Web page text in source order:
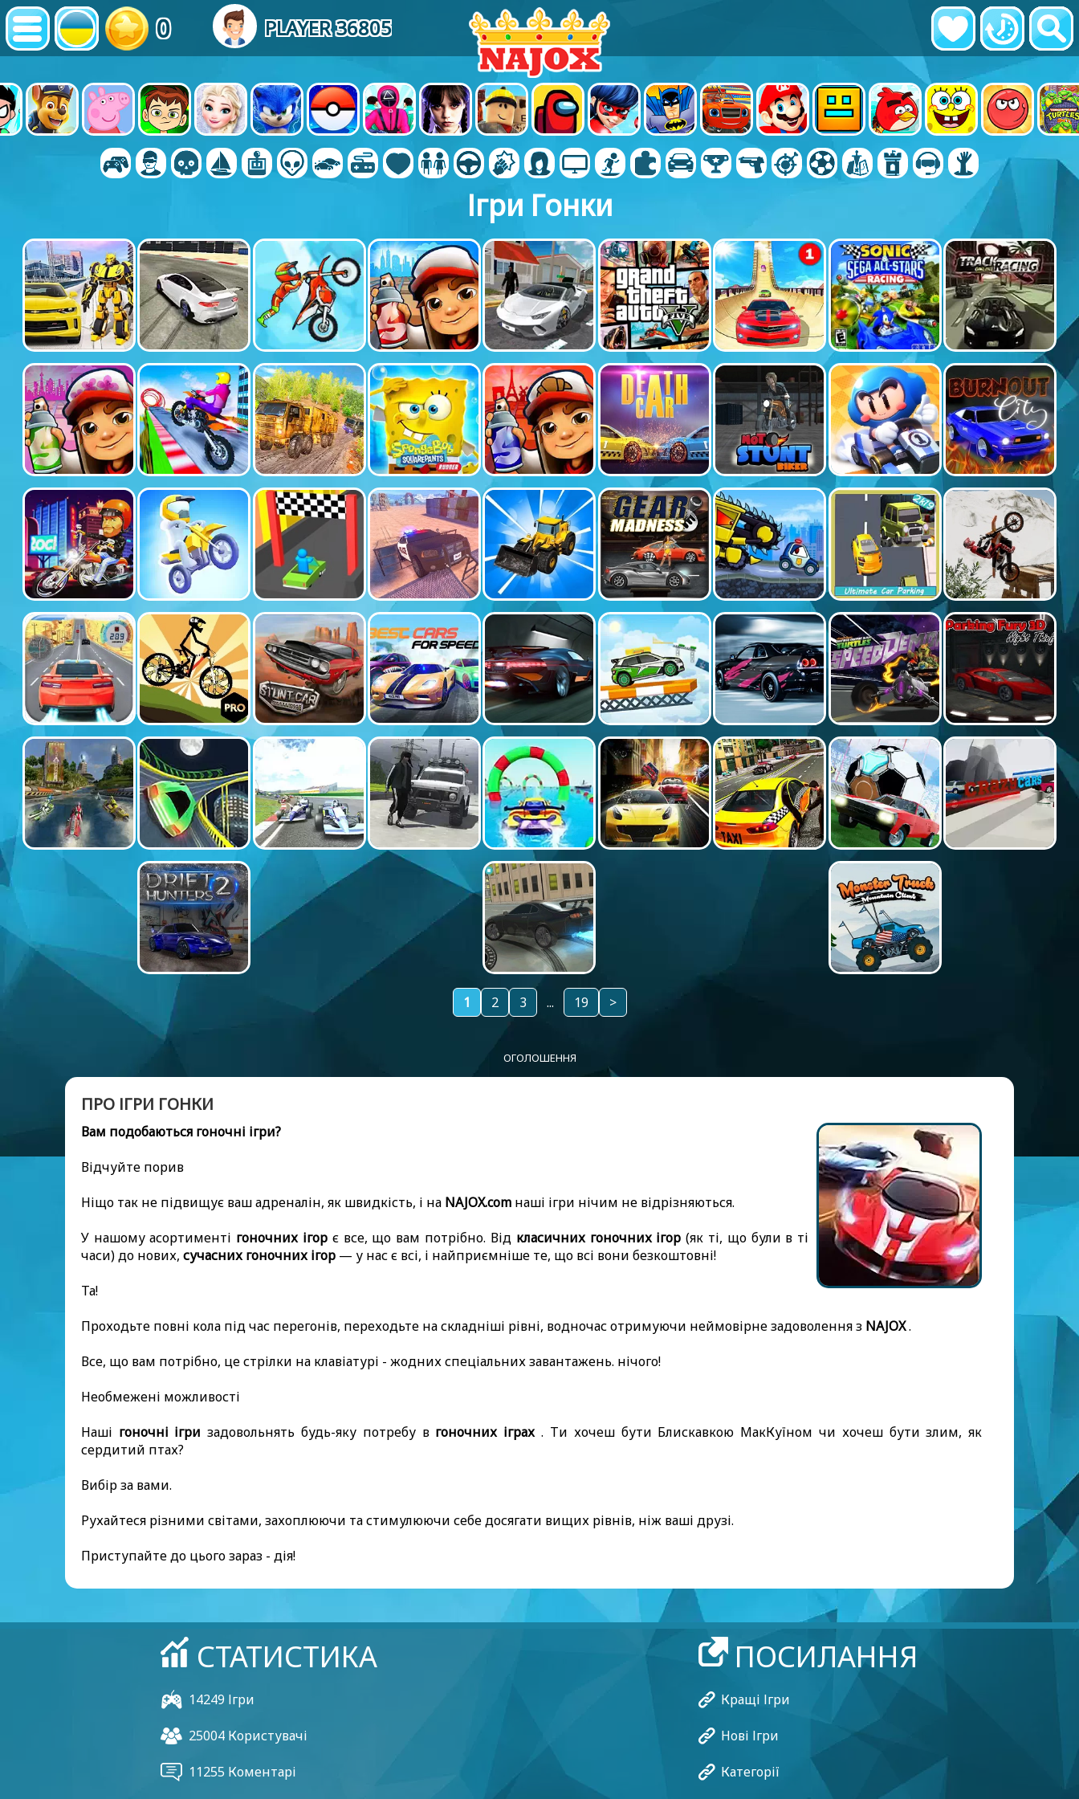
0 PLAYER 36805
Ігри Гонки
1 2 3 ... 19 >
ОГОЛОШЕННЯ
ПРО ІГРИ ГОНКИ
Вам подобаються гоночні ігри?
Відчуйте порив
Ніщо так не підвищує ваш адреналін, як швидкість, і на NAJOX.comнаші ігри нічим не відрізняються.
У нашому асортименті гоночних ігор є все, що вам потрібно. Від класичних гоночних ігор (як ті, що були в ті
часи) до нових, сучасних гоночних ігор— у нас є всі, і найприємніше те, що всі вони безкоштовні!
Та!
Проходьте повні кола під час перегонів, переходьте на складніші рівні, водночас отримуючи неймовірне задоволення з NAJOX.
Все, що вам потрібно, це стрілки на клавіатурі - жодних спеціальних завантажень. нічого!
Необмежені можливості
Наші гоночні ігри задовольнять будь-яку потребу в гоночних іграх. Ти хочеш бути Блискавкою МакКуїном чи хочеш бути злим, як
сердитий птах?
Вибір за вами.
Рухайтеся різними світами, захоплюючи та стимулюючи себе досягати вищих рівнів, ніж ваші друзі.
Приступайте до цього зараз - дія!
СТАТИСТИКА
14249 Ігри
25004 Користувачі
11255 Коментарі
ПОСИЛАННЯ
Кращі Ігри
Нові Ігри
Категорії